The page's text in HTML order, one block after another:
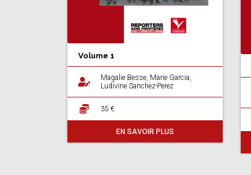
Volume 1
Magalie Besse, Marie Garcia,
Ludivine Sanchez-Perez
35 €
EN SAVOIR PLUS